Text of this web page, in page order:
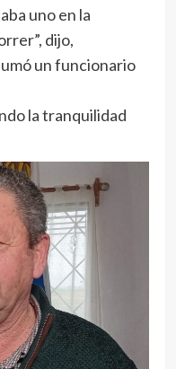
uno en la
dijo,
un funcionario
la tranquilidad